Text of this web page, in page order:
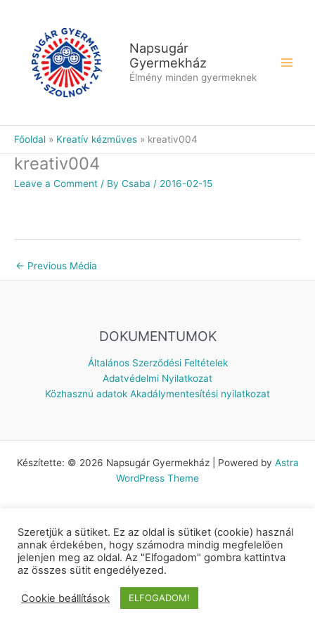
Napsugár
Gyermekház
Élmény minden gyermeknek
Főoldal Kreatív kézműves kreativ004
kreativ004
Leave a Comment / By Csaba / 2016-02-15
← Previous Média
DOKUMENTUMOK
Általános Szerződési Feltételek
Adatvédelmi Nyilatkozat
Közhasznú adatok Akadálymentesítési nyilatkozat
Készítette: © 2026 Napsugár Gyermekház | Powered by Astra
WordPress Theme
Szeretjük a sütiket. Ez az oldal is sütiket (cookie) használ
annak érdekében, hogy számodra mindig megfelelően
jelenjen meg az oldal. Az "Elfogadom" gombra kattintva
az összes sütit engedélyezed.
Cookie beállítások ELFOGADOM!